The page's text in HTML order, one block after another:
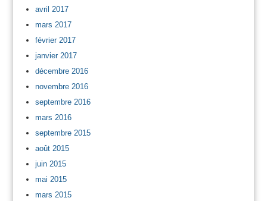
avril 2017
mars 2017
février 2017
janvier 2017
décembre 2016
novembre 2016
septembre 2016
mars 2016
septembre 2015
août 2015
juin 2015
mai 2015
mars 2015